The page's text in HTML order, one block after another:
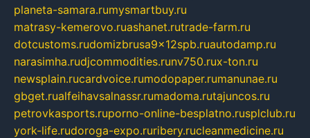
planeta-samara.rumysmartbuy.ru
matrasy-kemerovo.ruashanet.rutrade-farm.ru
dotcustoms.rudomizbrusa9x12spb.ruautodamp.ru
narasimha.rudjcommodities.runv750.rux-ton.ru
newsplain.rucardvoice.rumodopaper.rumanunae.ru
gbget.rualfeihavsalnassr.rumadoma.rutajuncos.ru
petrovkasports.ruporno-online-besplatno.rusplclub.ru
york-life.rudoroga-expo.ruribery.rucleanmedicine.ru